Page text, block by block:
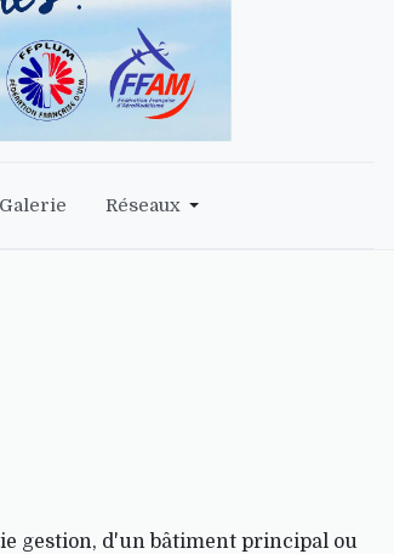
Galerie Réseaux
gestion, d'un bâtiment principal ou